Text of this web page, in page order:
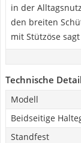
in der
den breiten
mit Stützöse
Technische
Modell
Beidseitige
Standfest